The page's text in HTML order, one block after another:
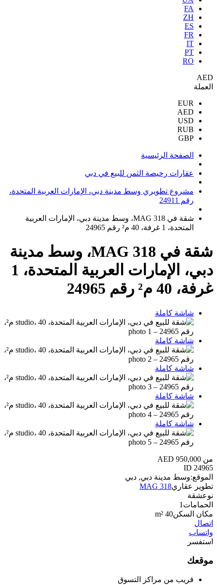
FA
ZH
ES
FR
IT
PT
RO
AED
العملة
EUR
AED
USD
RUB
GBP
الصفحة الرئيسية
عقارات رخيصة الثمن للبيع في دبي
مشروع تطويري وسط مدينة دبي، الإمارات العربية المتحدة،
رقم 24911
شقة في MAG 318، وسط مدينة دبي، الإمارات العربية
المتحدة، 1 غرفة، 40 م² رقم 24965
شقة في MAG 318، وسط مدينة
دبي، الإمارات العربية المتحدة، 1
غرفة، 40 م² رقم 24965
شاشة كاملة
شاشة كاملة
شاشة كاملة
شاشة كاملة
شاشة كاملة
من AED 950,000
ID 24965
الموقع:وسط مدينة دبي, دبي
تطوير عقاريMAG 318
نوعشقة
الحمامات 1
مكان السكن40 m²
اتصال
واتساب
استفسر
موقعك
قريب من مراكز التسوق